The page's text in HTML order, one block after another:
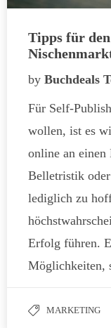
Tipps für
byBuchdeals
Für Self-
wollen, ist es
online an
Belletristik oder
lediglich zu
Erfolg führen.
Möglichkeiten,
MARKETING